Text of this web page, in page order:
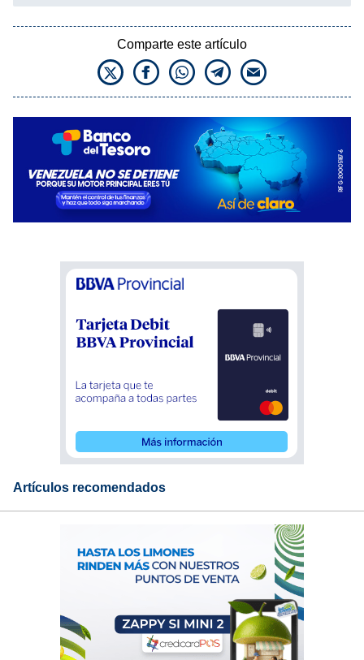
Comparte este artículo
Artículos recomendados